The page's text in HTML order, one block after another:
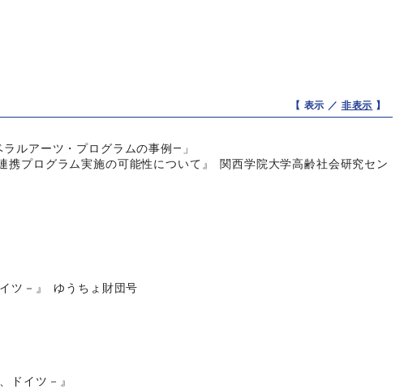
【 表示 ／ 非表示 】
ルアーツ・プログラムの事例―」
携プログラム実施の可能性について』 関西学院大学高齢社会研究セン
ツ－』 ゆうちょ財団号
ドイツ－』